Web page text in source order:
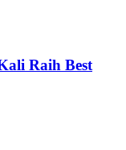
Raih Best